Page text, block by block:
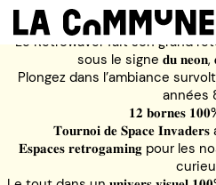
VOIR LA
Le Retrowaver fait son grand
sous le signe 𝐝𝐮 𝐧𝐞𝐨𝐧,
Plongez dans l’ambiance
années
𝟏𝟐 𝐛𝐨𝐫𝐧𝐞𝐬
𝐓𝐨𝐮𝐫𝐧𝐨𝐢 𝐝𝐞 𝐒𝐩𝐚𝐜𝐞
𝐄𝐬𝐩𝐚𝐜𝐞𝐬 𝐫𝐞𝐭𝐫𝐨𝐠𝐚𝐦𝐢𝐧𝐠 pour les